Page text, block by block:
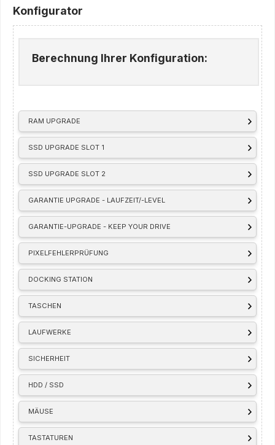
Konfigurator
RAM UPGRADE
SSD UPGRADE SLOT 1
SSD UPGRADE SLOT 2
GARANTIE UPGRADE - LAUFZEIT/-LEVEL
GARANTIE-UPGRADE - KEEP YOUR DRIVE
PIXELFEHLERPRÜFUNG
DOCKING STATION
TASCHEN
LAUFWERKE
SICHERHEIT
HDD / SSD
MÄUSE
TASTATUREN
Berechnung Ihrer Konfiguration: